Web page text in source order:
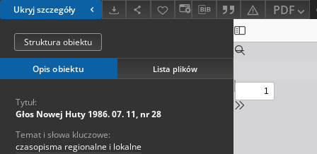
Ukryj szczegóły PDF
Struktura obiektu
Opis obiektu Lista plików
Tytuł:
Głos Nowej Huty 1986. 07. 11, nr 28
Temat i słowa kluczowe:
czasopisma regionalne i lokalne